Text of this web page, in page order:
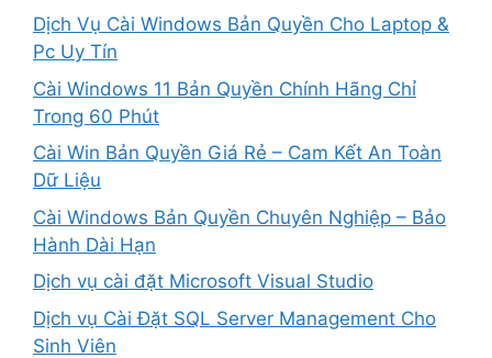
Dịch Vụ Cài Windows Bản Quyền Cho Laptop &
Pc Uy Tín
Cài Windows 11 Bản Quyền Chính Hãng Chỉ
Trong 60 Phút
Cài Win Bản Quyền Giá Rẻ – Cam Kết An Toàn
Dữ Liệu
Cài Windows Bản Quyền Chuyên Nghiệp – Bảo
Hành Dài Hạn
Dịch vụ cài đặt Microsoft Visual Studio
Dịch vụ Cài Đặt SQL Server Management Cho
Sinh Viên